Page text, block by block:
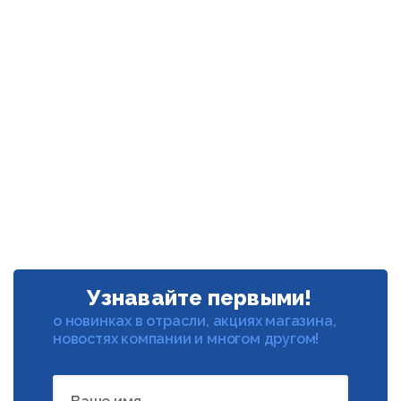
Узнавайте первыми!
о новинках в отрасли, акциях магазина,
новостях компании и многом другом!